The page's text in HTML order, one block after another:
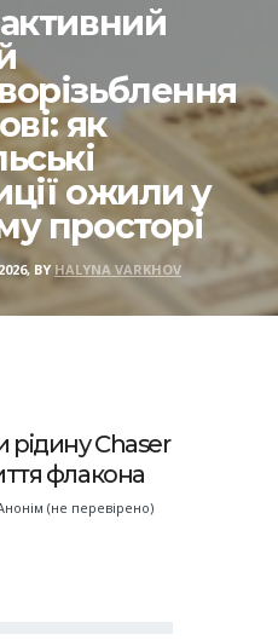
як
ожили у
просторі
BY HALYNA VARKHOV
рідину Chaser
флакона
(не перевірено)